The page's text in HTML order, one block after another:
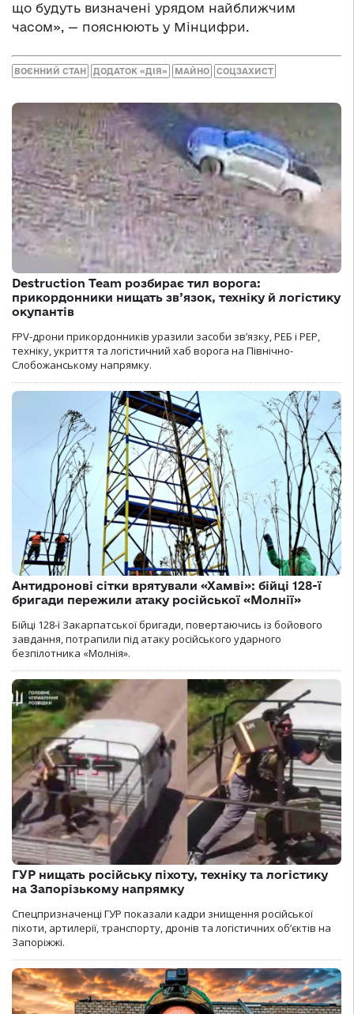
що будуть визначені урядом найближчим
часом», — пояснюють у Мінцифри.
ВОЄННИЙ СТАН ДОДАТОК «ДІЯ» МАЙНО СОЦЗАХИСТ
Destruction Team розбирає тил ворога:
прикордонники нищать зв’язок, техніку й логістику
окупантів
FPV-дрони прикордонників уразили засоби зв’язку, РЕБ і РЕР,
техніку, укриття та логістичний хаб ворога на Північно-
Слобожанському напрямку.
Антидронові сітки врятували «Хамві»: бійці 128-ї
бригади пережили атаку російської «Молнії»
Бійці 128-ї Закарпатської бригади, повертаючись із бойового
завдання, потрапили під атаку російського ударного
безпілотника «Молнія».
ГУР нищать російську піхоту, техніку та логістику
на Запорізькому напрямку
Спецпризначенці ГУР показали кадри знищення російської
піхоти, артилерії, транспорту, дронів та логістичних об’єктів на
Запоріжжі.